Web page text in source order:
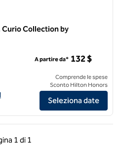
Curio Collection by
Hotel Pittsburgh, Curio
A partire da* 132 $
Comprende le spese
Sconto Hilton Honors
Seleziona date
Pagina 1 di 1
1 di 1
1 di 1